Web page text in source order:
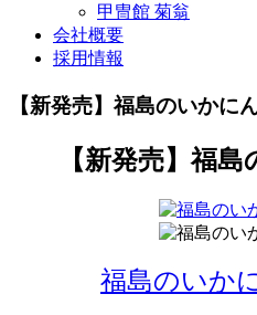
甲冑館 菊翁
会社概要
採用情報
【新発売】福島のいかに
【新発売】福
福島のいか